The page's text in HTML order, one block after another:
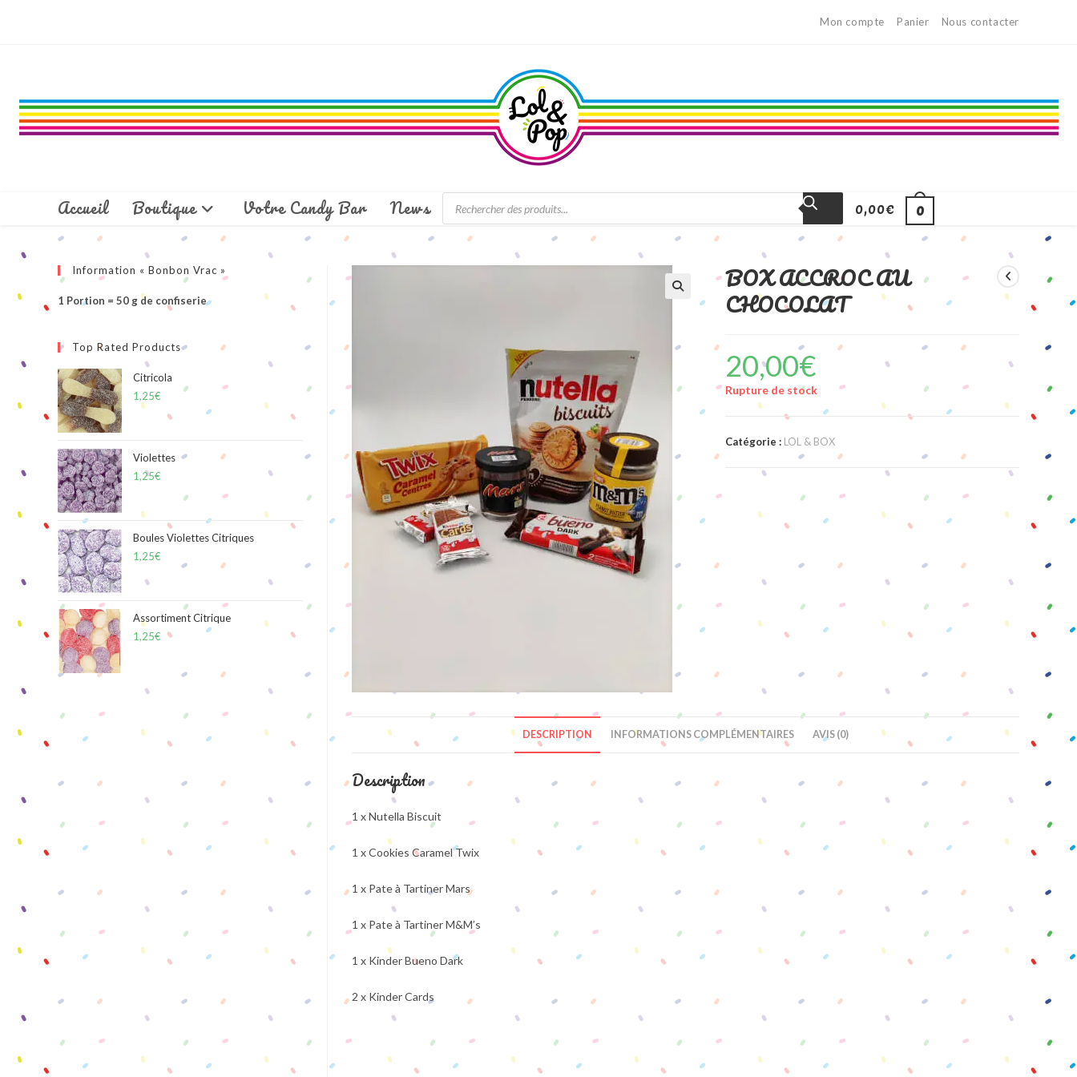
Mon compte Panier Nous contacter
Accueil Boutique Votre Candy Bar News
de
produits
0,00€ 0
BOX ACCROC AU
CHOCOLAT
20,00€
Rupture de stock
Catégorie : LOL & BOX
DESCRIPTION INFORMATIONS COMPLÉMENTAIRES AVIS (0)
Description
1 x Nutella Biscuit
1 x Cookies Caramel Twix
1 x Pate à Tartiner Mars
1 x Pate à Tartiner M&M’s
1 x Kinder Bueno Dark
2 x Kinder Cards
Information « Bonbon Vrac »
1 Portion = 50 g de confiserie
Top Rated Products
Citricola
1,25€
Violettes
1,25€
Boules Violettes Citriques
1,25€
Assortiment Citrique
1,25€